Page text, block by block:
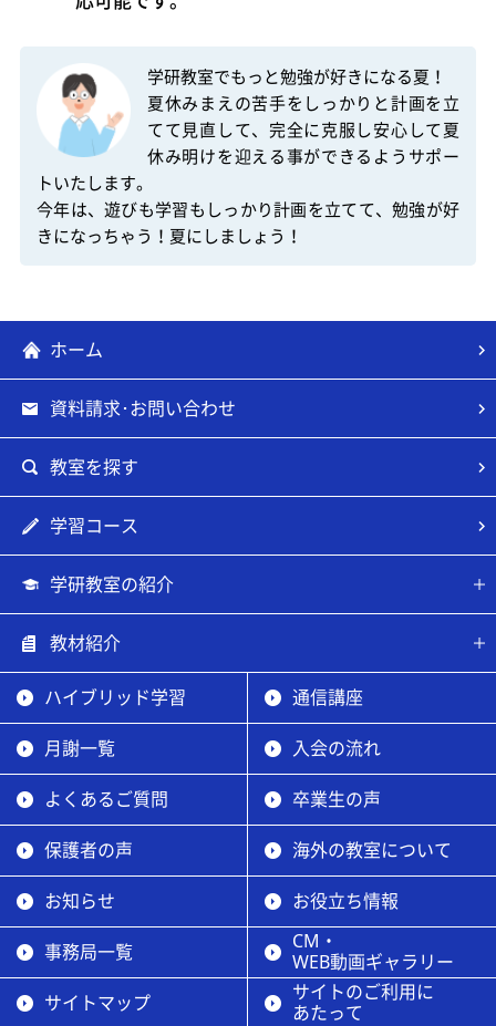
学研教室でもっと勉強が好きになる夏！
夏休みまえの苦手をしっかりと計画を立
てて見直して、完全に克服し安心して夏
休み明けを迎える事ができるようサポー
トいたします。
今年は、遊びも学習もしっかり計画を立てて、勉強が好
きになっちゃう！夏にしましょう！
ホーム
資料請求･お問い合わせ
教室を探す
学習コース
学研教室の紹介
教材紹介
ハイブリッド学習 通信講座
月謝一覧 入会の流れ
よくあるご質問 卒業生の声
保護者の声 海外の教室について
お知らせ お役立ち情報
事務局一覧
CM・
WEB動画ギャラリー
サイトマップ
サイトのご利用に
あたって